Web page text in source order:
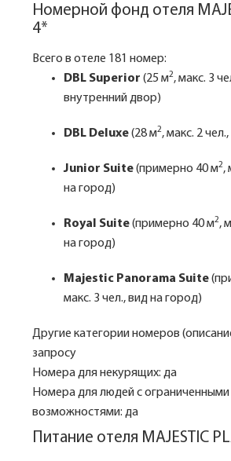
Номерной фонд отеля
4*
Всего в отеле 181 номер:
DBL Superior (25 м2, макс. 3
внутренний двор)
DBL Deluxe(28 м2, макс. 2
Junior Suite(примерно 40 м2,
на город)
Royal Suite(примерно 40 м2,
на город)
Majestic Panorama Suite
макс. 3 чел., вид на город)
Другие категории номеров
запросу
Номера для некурящих: да
Номера для людей с ограниченными
возможностями: да
Питание отеля MAJESTIC